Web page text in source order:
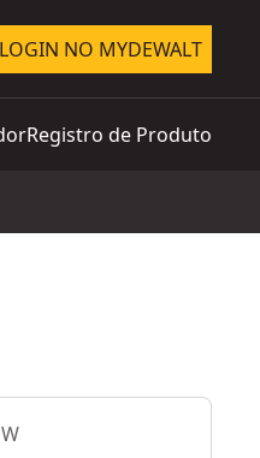
NO MYDEWALT
Registro de Produto